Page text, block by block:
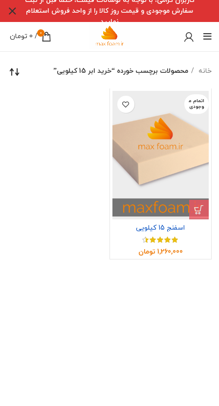
0
/
0 تومان
خانه محصولات برچسب خورده “خرید ابر 15 کیلویی”
اتمام م
وجودی
اسفنج 15 کیلویی
1,260,000 تومان
سفارش موجودی و قیمت روز کالا را از واحد فروش استعلام
نمایید